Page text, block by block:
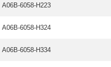
A06B-6058-H223
A06B-6058-H324
A06B-6058-H334